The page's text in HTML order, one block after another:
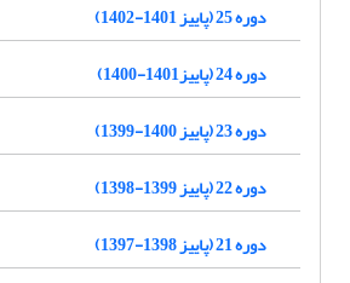
دوره 25 (پاییز 1401-1402)
دوره 24 (پاییز1401-1400)
دوره 23 (پاییز 1400-1399)
دوره 22 (پاییز 1399-1398)
دوره 21 (پاییز 1398-1397)